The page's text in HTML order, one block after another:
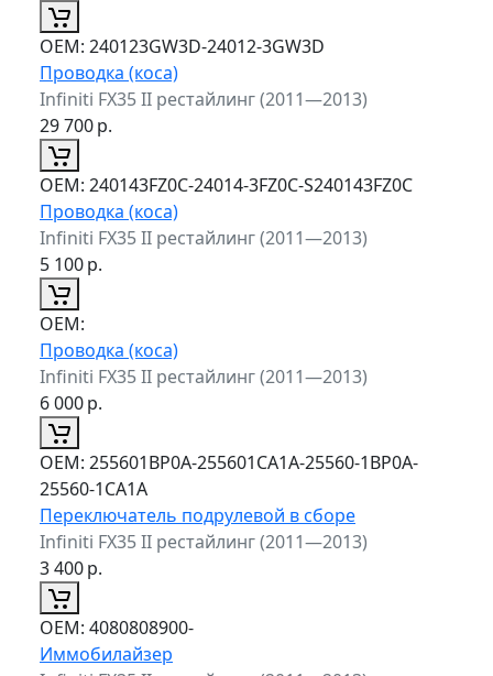
ОЕМ: 240123GW3D-24012-3GW3D
Проводка (коса)
Infiniti FX35 II рестайлинг (2011—2013)
29 700р.
ОЕМ: 240143FZ0C-24014-3FZ0C-S240143FZ0C
Проводка (коса)
Infiniti FX35 II рестайлинг (2011—2013)
5 100р.
ОЕМ:
Проводка (коса)
Infiniti FX35 II рестайлинг (2011—2013)
6 000р.
ОЕМ: 255601BP0A-255601CA1A-25560-1BP0A-
25560-1CA1A
Переключатель подрулевой в сборе
Infiniti FX35 II рестайлинг (2011—2013)
3 400р.
ОЕМ: 4080808900-
Иммобилайзер